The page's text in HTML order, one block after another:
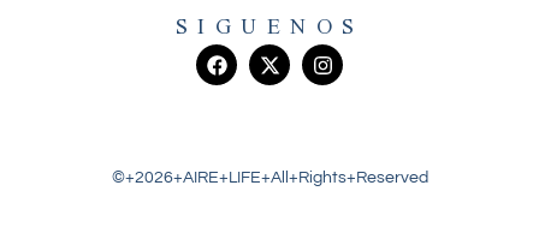
SIGUENOS
©+2026+AIRE+LIFE+All+Rights+Reserved